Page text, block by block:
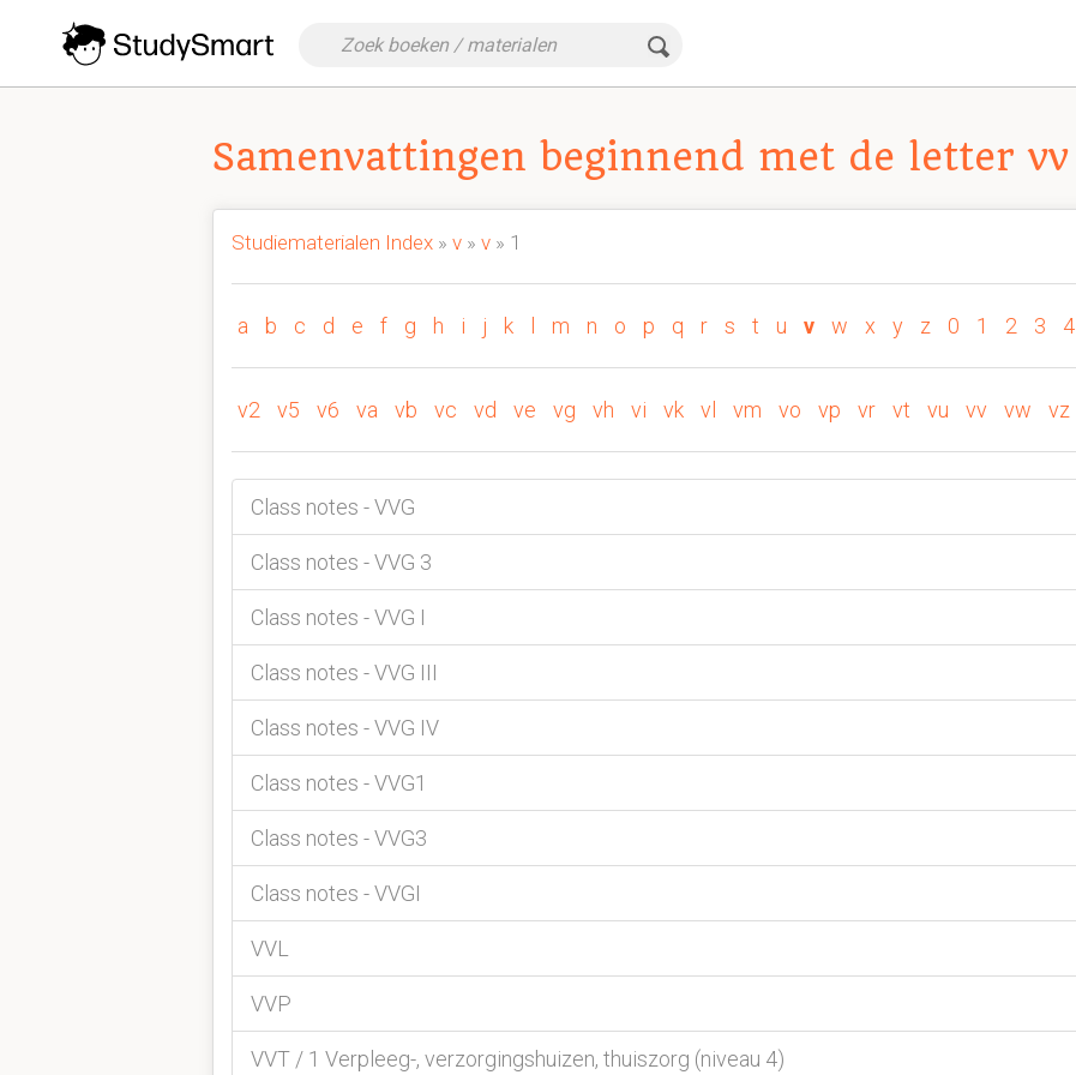
Samenvattingen beginnend met de letter vv
Studiematerialen Index » v » v » 1
a b c d e f g h i j k m n o p q r s t u v w x y z 0 1 2 3 4
v2 v5 v6 va vb vc vd ve vg vh vi vk vl vm vo vp vr vt vu vv vw vz
Class notes - VVG
Class notes - VVG 3
Class notes - VVG I
Class notes - VVG III
Class notes - VVG IV
Class notes - VVG1
Class notes - VVG3
Class notes - VVGI
VVL
VVP
VVT / 1 Verpleeg-, verzorgingshuizen, thuiszorg (niveau 4)